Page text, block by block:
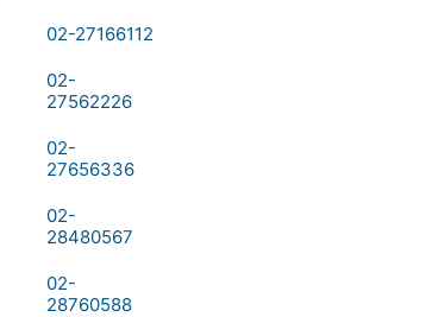
02-27166112
02-
27562226
02-
27656336
02-
28480567
02-
28760588